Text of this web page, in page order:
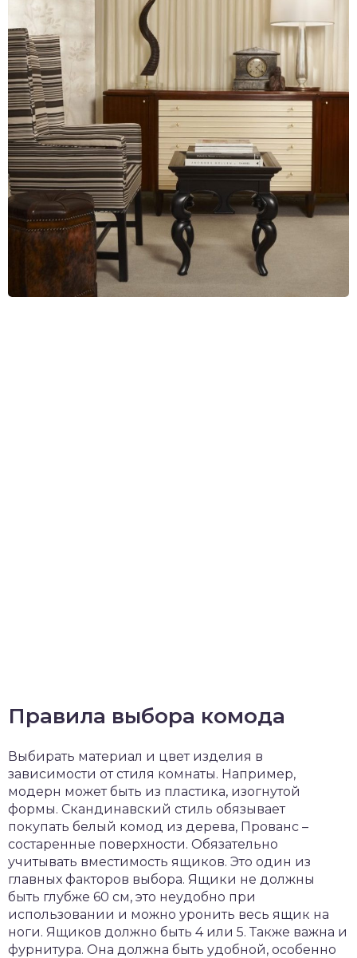
Правила выбора комода
Выбирать материал и цвет изделия в
зависимости от стиля комнаты. Например,
модерн может быть из пластика, изогнутой
формы. Скандинавский стиль обязывает
покупать белый комод из дерева, Прованс –
состаренные поверхности. Обязательно
учитывать вместимость ящиков. Это один из
главных факторов выбора. Ящики не должны
быть глубже 60 см, это неудобно при
использовании и можно уронить весь ящик на
ноги. Ящиков должно быть 4 или 5. Также важна и
фурнитура. Она должна быть удобной, особенно